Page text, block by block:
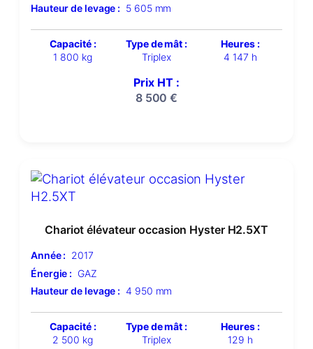
Hauteur de levage : 5 605 mm
Capacité :
1 800 kg
Type de mât :
Triplex
Heures :
4 147 h
Prix HT :
8 500€
Chariot élévateur occasion Hyster H2.5XT
Année : 2017
Énergie : GAZ
Hauteur de levage : 4 950 mm
Capacité :
2 500 kg
Type de mât :
Triplex
Heures :
129 h